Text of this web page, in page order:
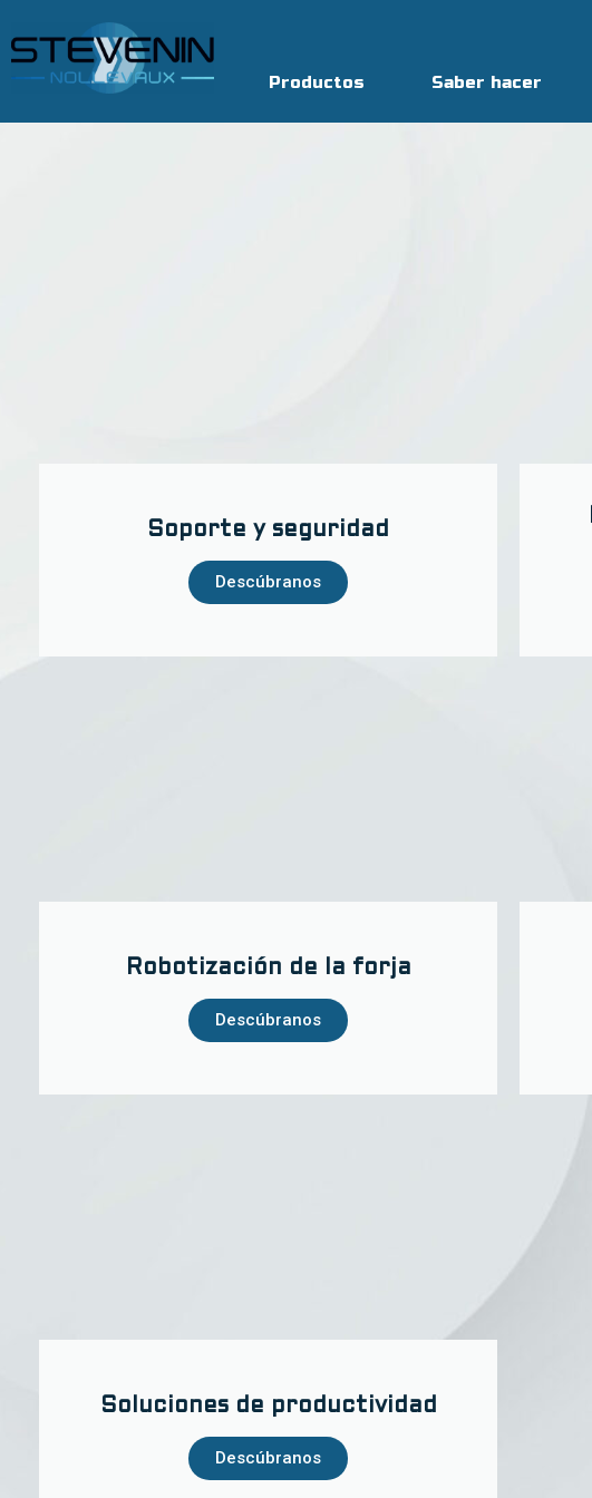
Productos Saber hacer
Soporte y seguridad
Descúbranos
Robotización de la forja
Descúbranos
Soluciones de productividad
Descúbranos